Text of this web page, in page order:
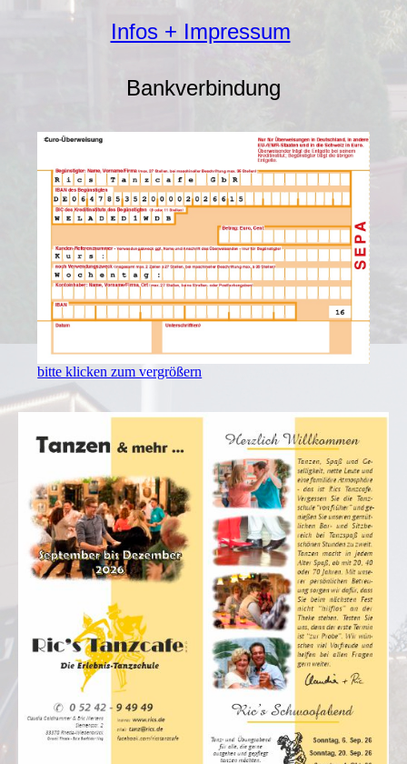
Infos + Impressum
Bankverbindung
bitte klicken zum vergrößern